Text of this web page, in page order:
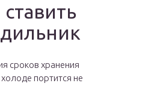
сроков хранения
портится не